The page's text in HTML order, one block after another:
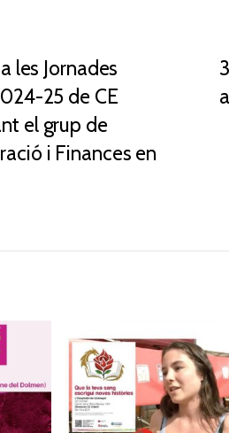
les Jornades
25 de CE
el grup de
i Finances en